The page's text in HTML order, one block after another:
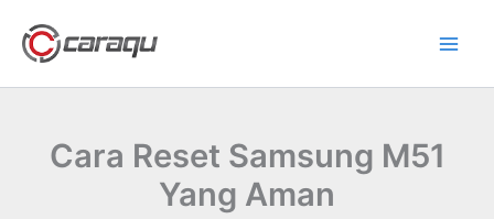
konten
Cara Reset Samsung M51
Yang Aman